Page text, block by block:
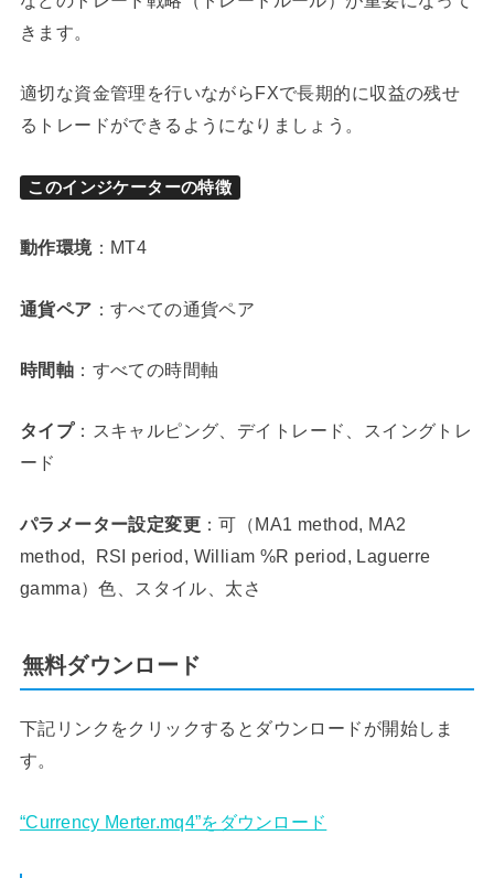
きます。
適切な資金管理を行いながらFXで長期的に収益の残せ
るトレードができるようになりましょう。
このインジケーターの特徴
動作環境：MT4
通貨ペア ：すべての通貨ペア
時間軸 ：すべての時間軸
タイプ：スキャルピング、デイトレード、スイングトレ
ード
パラメーター設定変更 ：可（MA1 method, MA2
method, RSI period, William %R period, Laguerre
gamma）色、スタイル、太さ
無料ダウンロード
下記リンクをクリックするとダウンロードが開始しま
す。
“Currency Merter.mq4”をダウンロード